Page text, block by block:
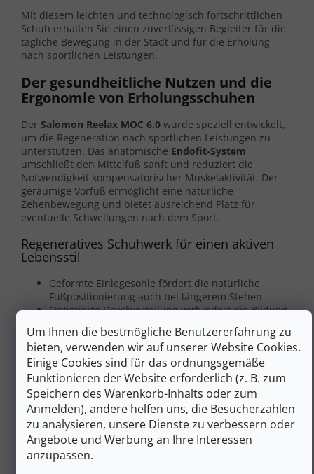
Um Ihnen die bestmögliche Benutzererfahrung zu
bieten, verwenden wir auf unserer Website Cookies.
Einige Cookies sind für das ordnungsgemäße
Funktionieren der Website erforderlich (z. B. zum
Speichern des Warenkorb-Inhalts oder zum
Anmelden), andere helfen uns, die Besucherzahlen
zu analysieren, unsere Dienste zu verbessern oder
Angebote und Werbung an Ihre Interessen
anzupassen.
Mit diesem leichten und technologisch fortschrittlichen
Schuh erhalten Sie einen zuverlässigen Begleiter für die
tägliche Bewegung in der Stadt und für die Erholung
nach sportlichen Leistungen.
Der gesundheitliche Nutzen und die
Ergonomie von Erholungsschuhen
Der Salomon Reelax MOC 6.0 wurde speziell entwickelt,
um die Regeneration nach sportlichen Leistungen zu
unterstützen. Das anatomische Endofit-System
umschließt den Mittelfuß sanft und reduziert die
Notwendigkeit kompensatorischer Muskelaktivität. Der
geräumige Vorfuß ermöglicht eine natürliche
Zehenbewegung und bietet ausreichend Platz für
eventuelle Schwellungen nach dem Sport.
Regeneratives Schuhwerk für einen aktiven
Lebensstil
Geformte Einlegesohle fördert die natürliche
Fußpositionierung auch bei längerem Stehen
Optimierte Druckverteilung verhindert die Bildung
Fuze Foam-Zwischensohlesorgt für ausreichende
Dämpfung und entlastet müde Muskeln
Entwickelt in Zusammenarbeit mit Sportexperten
Die regelmäßige Verwendung dieses Spezialschuhs nach
dem Sport fördert die effektive Erholung und verringert
das Risiko von Ermüdungserscheinungen beim
anschließenden Training.
Zusätzliche Parameter